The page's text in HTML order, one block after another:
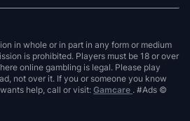
in whole or in part in any form or medium
is prohibited. Players must be 18 or over
online gambling is legal. Please play
not over it. If you or someone you know
help, call or visit: Gamcare . #Ads ©